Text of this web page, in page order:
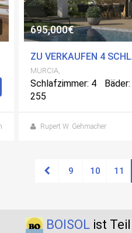
695,000€
MURCIA,
Schlafzimmer: 4
255
Rupert W. Gehmacher
9 10 11
BOISOL ist